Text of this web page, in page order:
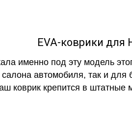
EVA-коврики для
именно под эту модель
автомобиля, так и для
коврик крепится в штатные